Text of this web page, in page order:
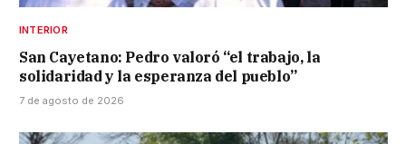
INTERIOR
San Cayetano: Pedro valoró “el trabajo, la
solidaridad y la esperanza del pueblo”
7 de agosto de 2026